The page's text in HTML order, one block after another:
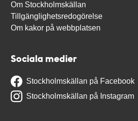
Om Stockholmskällan
Tillgänglighetsredogörelse
Om kakor på webbplatsen
Sociala medier
Stockholmskällan på Facebook
Stockholmskällan på Instagram